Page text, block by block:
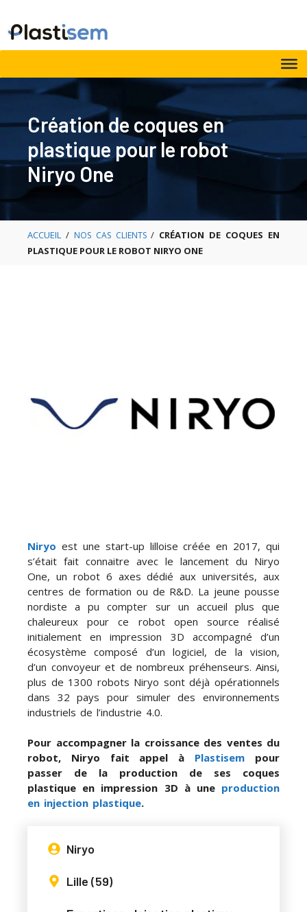
Aller
au
contenu
Création de coques en
plastique pour le robot
Niryo One
ACCUEIL / NOS CAS CLIENTS/ CRÉATION DE COQUES EN
PLASTIQUE POUR LE ROBOT NIRYO ONE
Niryo est une start-up lilloise créée en 2017, qui
s’était fait connaitre avec le lancement du Niryo
One, un robot 6 axes dédié aux universités, aux
centres de formation ou de R&D. La jeune pousse
nordiste a pu compter sur un accueil plus que
chaleureux pour ce robot open source réalisé
initialement en impression 3D accompagné d’un
écosystème composé d’un logiciel, de la vision,
d’un convoyeur et de nombreux préhenseurs. Ainsi,
plus de 1300 robots Niryo sont déjà opérationnels
dans 32 pays pour simuler des environnements
industriels de l’industrie 4.0.
Pour accompagner la croissance des ventes du
robot, Niryo fait appel à Plastisem pour
passer de la production de ses coques
plastique en impression 3D à une production
en injection plastique.
Niryo
Lille (59)